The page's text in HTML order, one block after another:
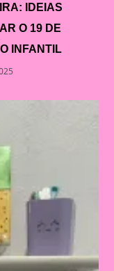
IDEIAS
O 19 DE
INFANTIL